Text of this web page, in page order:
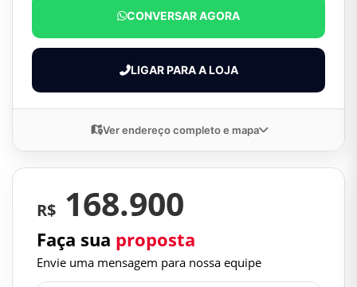
CONVERSAR AGORA
LIGAR PARA A LOJA
Ver endereço completo e mapa
R$ 168.900
Faça sua proposta
Envie uma mensagem para nossa equipe